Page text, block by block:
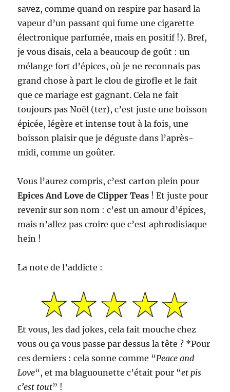
savez, comme quand on respire par hasard la
vapeur d’un passant qui fume une cigarette
électronique parfumée, mais en positif !). Bref,
je vous disais, cela a beaucoup de goût : un
mélange fort d’épices, où je ne reconnais pas
grand chose à part le clou de girofle et le fait
que ce mariage est gagnant. Cela ne fait
toujours pas Noël (ter), c’est juste une boisson
épicée, légère et intense tout à la fois, une
boisson plaisir que je déguste dans l’après-
midi, comme un goûter.
Vous l’aurez compris, c’est carton plein pour
Epices And Love de Clipper Teas ! Et juste pour
revenir sur son nom : c’est un amour d’épices,
mais n’allez pas croire que c’est aphrodisiaque
hein !
La note de l’addicte :
Et vous, les dad jokes, cela fait mouche chez
vous ou ça vous passe par dessus la tête ? *Pour
ces derniers : cela sonne comme “Peace and
Love“, et ma blaguounette c’était pour “et pis
c’est tout” !